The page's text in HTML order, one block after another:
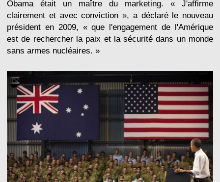
Obama était un maître du marketing. « J'affirme
clairement et avec conviction », a déclaré le nouveau
président en 2009, « que l'engagement de l'Amérique
est de rechercher la paix et la sécurité dans un monde
sans armes nucléaires. »